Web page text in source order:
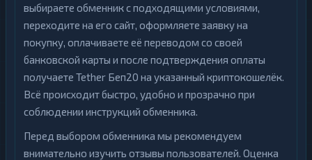
выбираете обменник с подходящими условиями,
переходите на его сайт, оформляете заявку на
покупку, оплачиваете её переводом со своей
банковской карты и после подтверждения оплаты
получаете Tether Беп20 на указанный криптокошелёк.
Всё происходит быстро, удобно и прозрачно при
соблюдении инструкций обменника.
Перед выбором обменника мы рекомендуем
внимательно изучить отзывы пользователей. Оценка